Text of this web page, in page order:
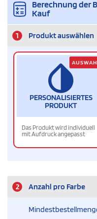
Berechnung der
Kauf
1 Produkt auswählen
PERSONALISIERTES
PRODUKT
Das Produkt wird individuell
mit Aufdruck angepasst
2 Anzahl pro Farbe